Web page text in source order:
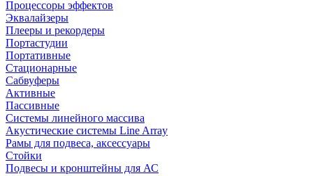
Процессоры эффектов
Эквалайзеры
Плееры и рекордеры
Портастудии
Портативные
Стационарные
Сабвуферы
Активные
Пассивные
Системы линейного массива
Акустические системы Line Array
Рамы для подвеса, аксессуары
Стойки
Подвесы и кронштейны для АС